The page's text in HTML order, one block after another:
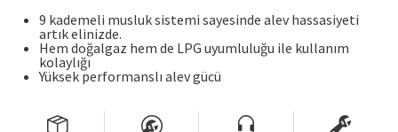
9 kademeli musluk sistemi sayesinde alev hassasiyeti
artık elinizde.
Hem doğalgaz hem de LPG uyumluluğu ile kullanım
kolaylığı
Yüksek performanslı alev gücü